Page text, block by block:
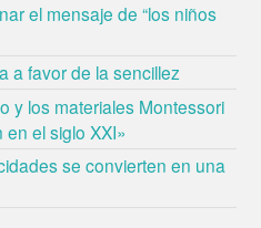
el mensaje de “los niños
a favor de la sencillez
y los materiales Montessori
el siglo XXI»
se convierten en una